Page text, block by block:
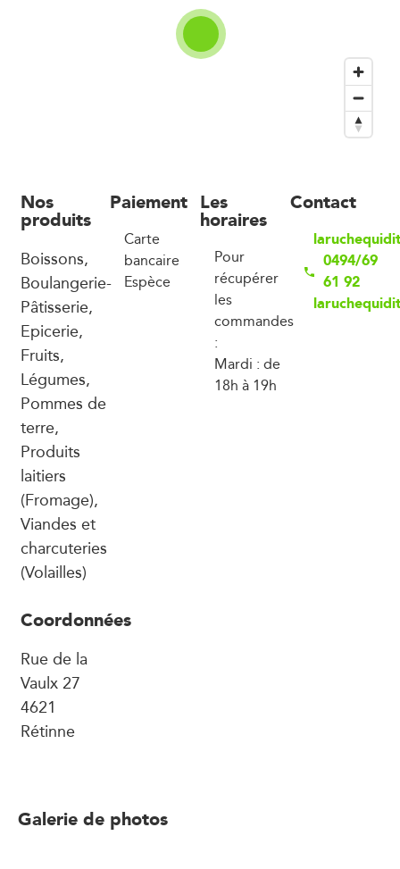
Nos
produits
Boissons,
Boulangerie-
Pâtisserie,
Epicerie,
Fruits,
Légumes,
Pommes de
terre,
Produits
laitiers
(Fromage),
Viandes et
charcuteries
(Volailles)
Paiement
Carte
bancaire
Espèce
Les
horaires
Pour
récupérer
les
commandes
:
Mardi : de
18h à 19h
Contact
0494/69
61 92
Coordonnées
Rue de la
Vaulx 27
4621
Rétinne
Galerie de photos